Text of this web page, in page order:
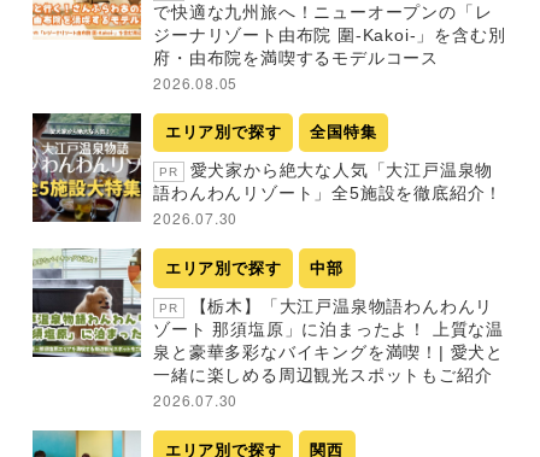
で快適な九州旅へ！ニューオープンの「レ
ジーナリゾート由布院 圍-Kakoi-」を含む別
府・由布院を満喫するモデルコース
2026.08.05
エリア別で探す 全国特集
PR
愛犬家から絶大な人気「大江戸温泉物
語わんわんリゾート」全5施設を徹底紹介！
2026.07.30
エリア別で探す 中部
PR
【栃木】「大江戸温泉物語わんわんリ
ゾート 那須塩原」に泊まったよ！ 上質な温
泉と豪華多彩なバイキングを満喫！| 愛犬と
一緒に楽しめる周辺観光スポットもご紹介
2026.07.30
エリア別で探す 関西